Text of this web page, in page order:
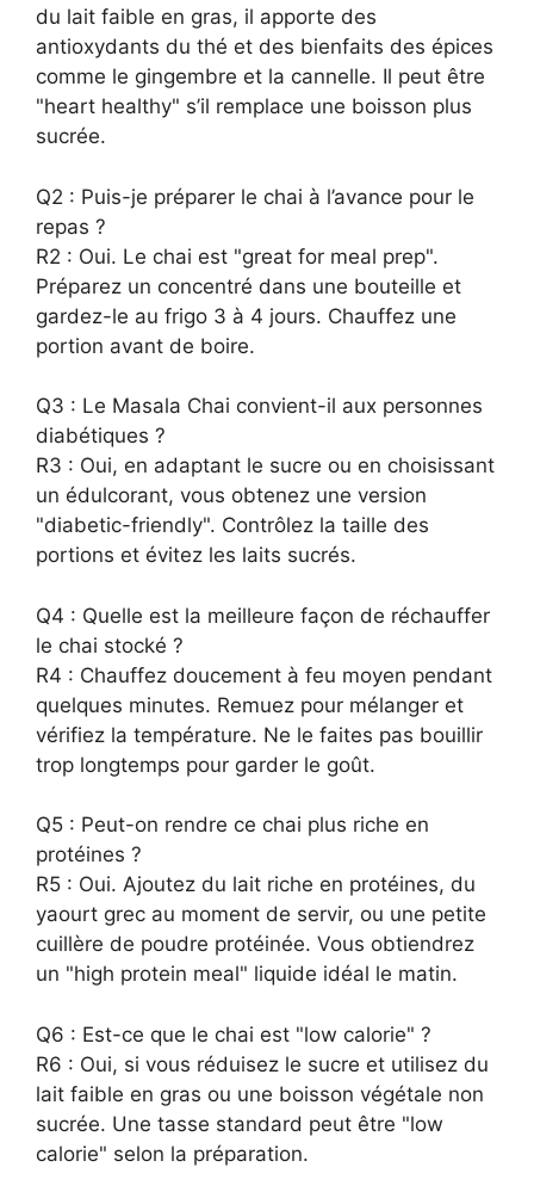
du lait faible en gras, il apporte des
antioxydants du thé et des bienfaits des épices
comme le gingembre et la cannelle. Il peut être
"heart healthy" s’il remplace une boisson plus
sucrée.
Q2 : Puis-je préparer le chai à l’avance pour le
repas ?
R2 : Oui. Le chai est "great for meal prep".
Préparez un concentré dans une bouteille et
gardez-le au frigo 3 à 4 jours. Chauffez une
portion avant de boire.
Q3 : Le Masala Chai convient-il aux personnes
diabétiques ?
R3 : Oui, en adaptant le sucre ou en choisissant
un édulcorant, vous obtenez une version
"diabetic-friendly". Contrôlez la taille des
portions et évitez les laits sucrés.
Q4 : Quelle est la meilleure façon de réchauffer
le chai stocké ?
R4 : Chauffez doucement à feu moyen pendant
quelques minutes. Remuez pour mélanger et
vérifiez la température. Ne le faites pas bouillir
trop longtemps pour garder le goût.
Q5 : Peut-on rendre ce chai plus riche en
protéines ?
R5 : Oui. Ajoutez du lait riche en protéines, du
yaourt grec au moment de servir, ou une petite
cuillère de poudre protéinée. Vous obtiendrez
un "high protein meal" liquide idéal le matin.
Q6 : Est-ce que le chai est "low calorie" ?
R6 : Oui, si vous réduisez le sucre et utilisez du
lait faible en gras ou une boisson végétale non
sucrée. Une tasse standard peut être "low
calorie" selon la préparation.